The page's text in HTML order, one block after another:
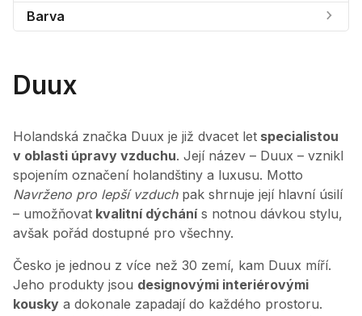
Barva
Duux
Holandská značka Duux je již dvacet let specialistou
v oblasti úpravy vzduchu. Její název – Duux – vznikl
spojením označení holandštiny a luxusu. Motto
Navrženo pro lepší vzduchpak shrnuje její hlavní úsilí
– umožňovat kvalitní dýchánís notnou dávkou stylu,
avšak pořád dostupné pro všechny.
Česko je jednou z více než 30 zemí, kam Duux míří.
Jeho produkty jsou designovými interiérovými
kousky a dokonale zapadají do každého prostoru.